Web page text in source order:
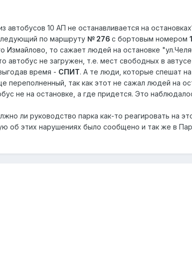
автобусов 10 АП не останавливается на
по маршруту № 276 с бортовым номером
Измайлово, то сажает людей на остановке
автобус не загружен, т.е. мест свободных в
время - СПИТ. А те люди, которые спешат
переполненный, так как этот не сажал людей на
не на остановке, а где придется. Это
ли руководство парка как-то реагировать на
об этих нарушениях было сообщено и так же в